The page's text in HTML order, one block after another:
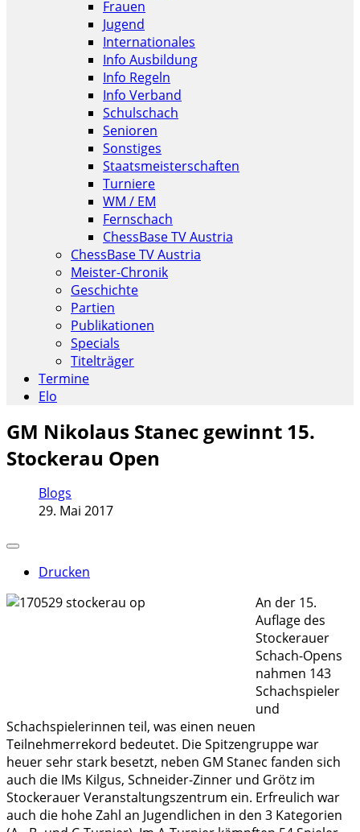
Frauen
Jugend
Internationales
Info Ausbildung
Info Regeln
Info Verband
Schulschach
Senioren
Sonstiges
Staatsmeisterschaften
Turniere
WM / EM
Fernschach
ChessBase TV Austria
ChessBase TV Austria
Meister-Chronik
Geschichte
Partien
Publikationen
Specials
Titelträger
Termine
Elo
GM Nikolaus Stanec gewinnt 15.
Stockerau Open
Blogs
29. Mai 2017
Drucken
An der 15.
Auflage des
Stockerauer
Schach-Opens
nahmen 143
Schachspieler
und
Schachspielerinnen teil, was einen neuen
Teilnehmerrekord bedeutet. Die Spitzengruppe war
heuer sehr stark besetzt, neben GM Stanec fanden sich
auch die IMs Kilgus, Schneider-Zinner und Grötz im
Stockerauer Veranstaltungszentrum ein. Erfreulich war
auch die hohe Zahl an Jugendlichen in den 3 Kategorien